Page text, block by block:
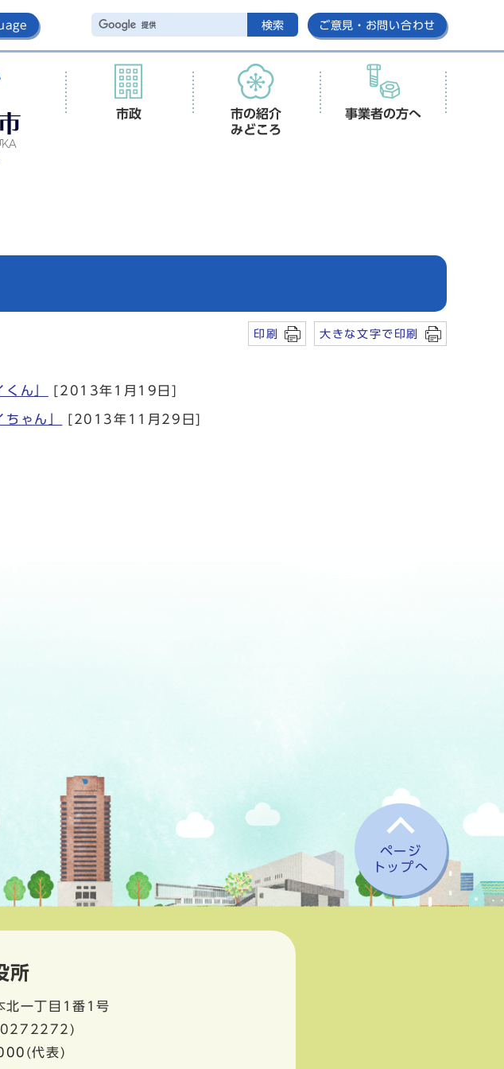
検索 ご意見・お問い合わせ
市政
市の紹介
みどころ
事業者の方へ
印刷 大きな文字で印刷
ん」 [2013年1月19日]
ゃん」 [2013年11月29日]
ページ
トップへ
所
北一丁目1番1号
(代表)